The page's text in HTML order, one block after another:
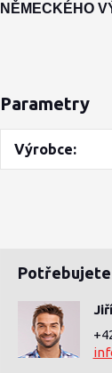
NĚMECKÉHO
Parametry
Výrobce